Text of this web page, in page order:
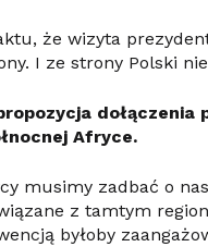
że wizyta
I ze strony Polski
Afryce.
musimy zadbać o
z tamtym
byłoby